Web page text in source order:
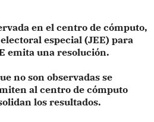
en el centro de cómputo,
especial (JEE) para
emita una resolución.
no son observadas se
al centro de cómputo
los resultados.